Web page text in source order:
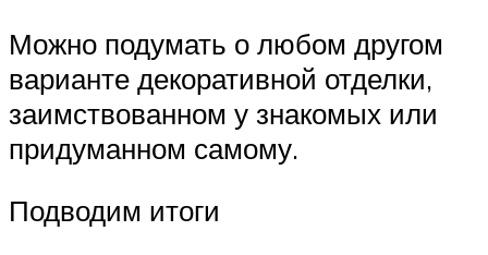
Можно подумать о любом другом
варианте декоративной отделки,
заимствованном у знакомых или
придуманном самому.
Подводим итоги